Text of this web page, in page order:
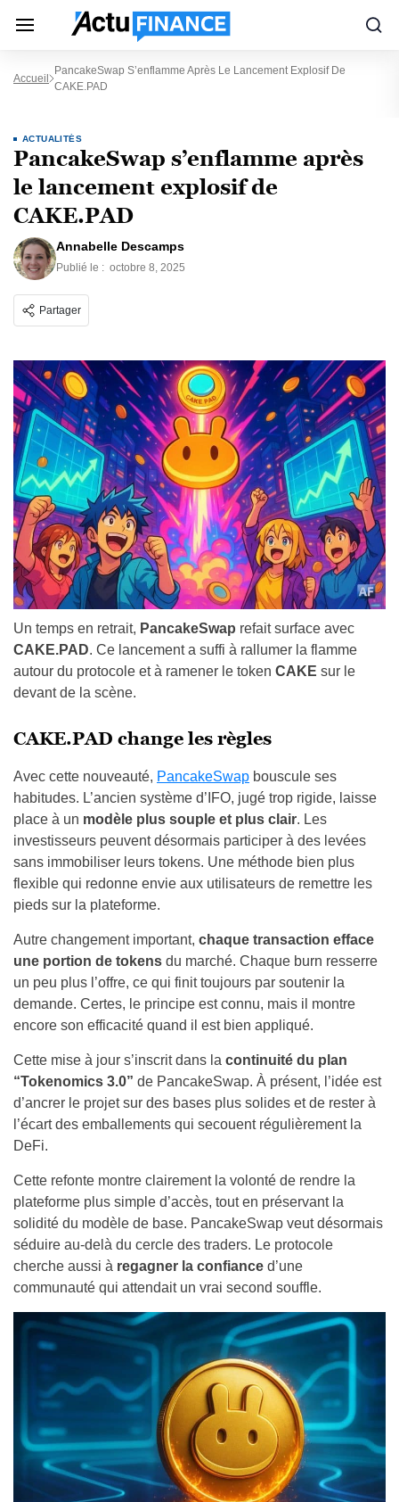
Accueil
PancakeSwap S’enflamme Après Le Lancement Explosif De
CAKE.PAD
ACTUALITÉS
PancakeSwap s’enflamme après
le lancement explosif de
CAKE.PAD
Annabelle Descamps
Publié le : octobre 8, 2025
Partager
Un temps en retrait, PancakeSwap refait surface avec
CAKE.PAD. Ce lancement a suffi à rallumer la flamme
autour du protocole et à ramener le token CAKE sur le
devant de la scène.
CAKE.PAD change les règles
Avec cette nouveauté, PancakeSwap bouscule ses
habitudes. L’ancien système d’IFO, jugé trop rigide, laisse
place à un modèle plus souple et plus clair. Les
investisseurs peuvent désormais participer à des levées
sans immobiliser leurs tokens. Une méthode bien plus
flexible qui redonne envie aux utilisateurs de remettre les
pieds sur la plateforme.
Autre changement important, chaque transaction efface
une portion de tokens du marché. Chaque burn resserre
un peu plus l’offre, ce qui finit toujours par soutenir la
demande. Certes, le principe est connu, mais il montre
encore son efficacité quand il est bien appliqué.
Cette mise à jour s’inscrit dans la continuité du plan
“Tokenomics 3.0” de PancakeSwap. À présent, l’idée est
d’ancrer le projet sur des bases plus solides et de rester à
l’écart des emballements qui secouent régulièrement la
DeFi.
Cette refonte montre clairement la volonté de rendre la
plateforme plus simple d’accès, tout en préservant la
solidité du modèle de base. PancakeSwap veut désormais
séduire au-delà du cercle des traders. Le protocole
cherche aussi à regagner la confiance d’une
communauté qui attendait un vrai second souffle.